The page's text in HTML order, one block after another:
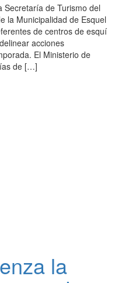
Secretaría de Turismo del
la Municipalidad de Esquel
de centros de esquí
acciones
El Ministerio de
de […]
la